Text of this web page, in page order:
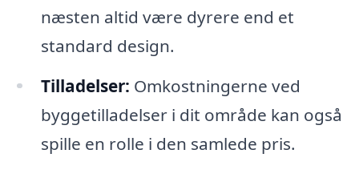
næsten altid være dyrere end et
standard design.
Tilladelser: Omkostningerne ved
byggetilladelser i dit område kan også
spille en rolle i den samlede pris.